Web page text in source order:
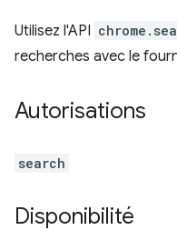
Utilisez l'API
recherches avec le
Autorisations
search
Disponibilité